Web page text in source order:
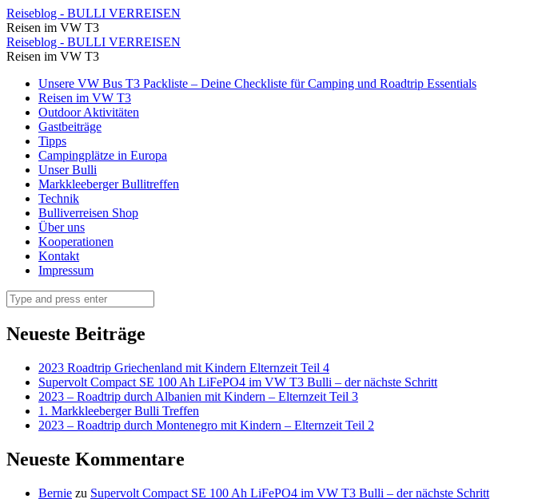
VW
Bus
Camping
Griechenland
Geheimtipps
(2)
Reiseblog
BULLI
VERREISEN
Reiseblog - BULLI VERREISEN
Reisen im VW T3
VW
Bus
Camping
Griechenland
Geheimtipps
(2)
Reiseblog
BULLI
VERREISEN
Reiseblog - BULLI VERREISEN
Reisen im VW T3
Skip
content
Unsere VW Bus T3 Packliste – Deine Checkliste für Camping und Roadtrip Essentials
Reisen im VW T3
Outdoor Aktivitäten
Gastbeiträge
Tipps
Campingplätze in Europa
Unser Bulli
Markkleeberger Bullitreffen
Technik
Bulliverreisen Shop
Über uns
Kooperationen
Kontakt
Impressum
Search
Neueste Beiträge
2023 Roadtrip Griechenland mit Kindern Elternzeit Teil 4
Supervolt Compact SE 100 Ah LiFePO4 im VW T3 Bulli – der nächste Schritt
2023 – Roadtrip durch Albanien mit Kindern – Elternzeit Teil 3
1. Markkleeberger Bulli Treffen
2023 – Roadtrip durch Montenegro mit Kindern – Elternzeit Teil 2
Neueste Kommentare
Bernie zu Supervolt Compact SE 100 Ah LiFePO4 im VW T3 Bulli – der nächste Schritt